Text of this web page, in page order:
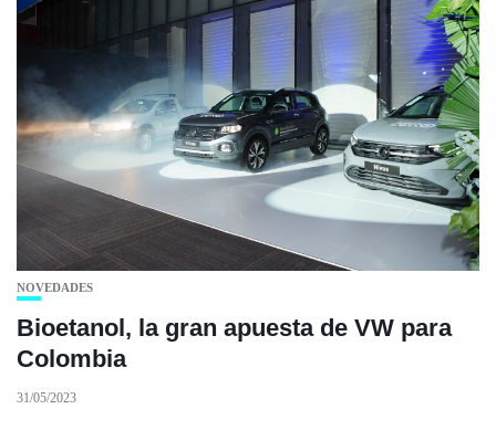
NOVEDADES
Bioetanol, la gran apuesta de VW para
Colombia
31/05/2023